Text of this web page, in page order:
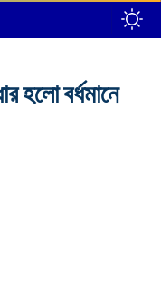
হলো বর্ধমানে